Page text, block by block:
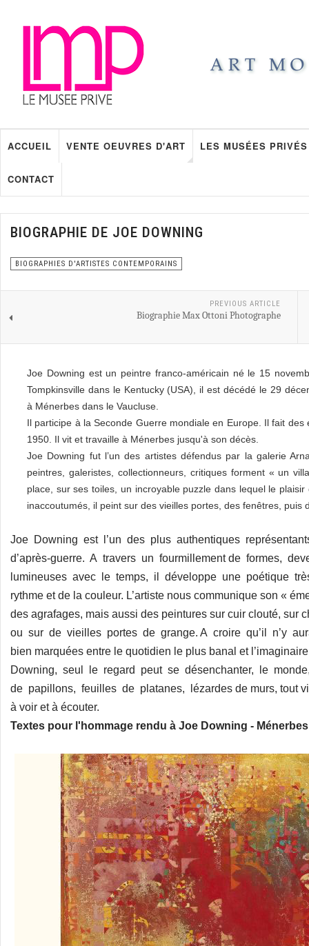
ACCUEIL VENTE OEUVRES D'ART LES MUSÉES PRIVÉS
CONTACT
BIOGRAPHIE DE JOE DOWNING
BIOGRAPHIES D'ARTISTES CONTEMPORAINS
PREVIOUS ARTICLE
Biographie Max Ottoni Photographe
Joe Downing est un peintre franco-américain né le 15
Tompkinsville dans le Kentucky (USA), il est décédé le 29
à Ménerbes dans le Vaucluse.
Il participe à la Seconde Guerre mondiale en Europe. Il fait
1950. Il vit et travaille à Ménerbes jusqu'à son décès.
Joe Downing fut l’un des artistes défendus par la galerie
peintres, galeristes, collectionneurs, critiques forment « un
place, sur ses toiles, un incroyable puzzle dans lequel le
inaccoutumés, il peint sur des vieilles portes, des fenêtres, puis
Joe Downing est l’un des plus authentiques
d’après-guerre. A travers un fourmillement de formes,
lumineuses avec le temps, il développe une poétique
rythme et de la couleur. L’artiste nous communique son «
des agrafages, mais aussi des peintures sur cuir clouté,
ou sur de vieilles portes de grange. A croire qu’il n’y
bien marquées entre le quotidien le plus banal et
Downing, seul le regard peut se désenchanter, le
de papillons, feuilles de platanes, lézardes de murs, tout
à voir et à écouter.
Textes pour l'hommage rendu à Joe Downing -